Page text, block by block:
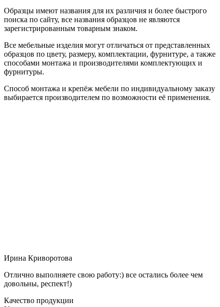
Образцы имеют названия для их различия и более быстрого
поиска по сайту, все названия образцов не являются
зарегистрированным товарным знаком.
Все мебельные изделия могут отличаться от представленных
образцов по цвету, размеру, комплектации, фурнитуре, а также
способами монтажа и производителями комплектующих и
фурнитуры.
Способ монтажа и крепёж мебели по индивидуальному заказу
выбирается производителем по возможности её применения.
Ирина Криворотова
Отлично выполняете свою работу:) все остались более чем
довольны, респект!)
Качество продукции